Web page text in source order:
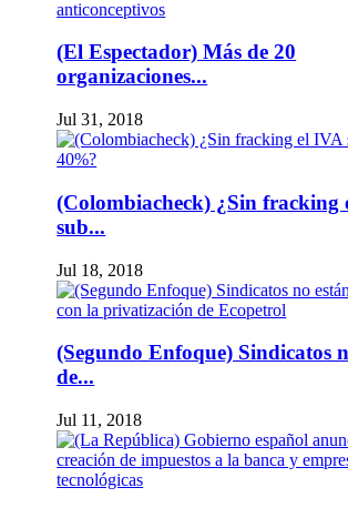
(El Espectador) Más de 20
organizaciones...
Jul 31, 2018
(Colombiacheck) ¿Sin fracking
sub...
Jul 18, 2018
(Segundo Enfoque) Sindicatos
de...
Jul 11, 2018